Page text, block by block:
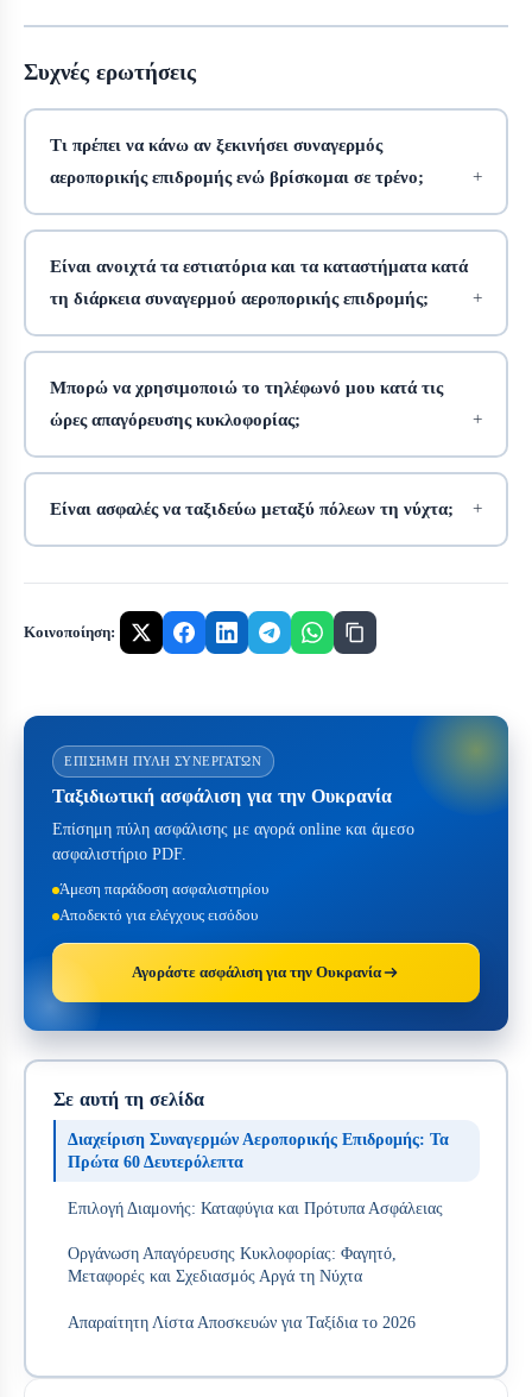
Συχνές ερωτήσεις
Τι πρέπει να κάνω αν ξεκινήσει συναγερμός
αεροπορικής επιδρομής ενώ βρίσκομαι σε τρένο;
Είναι ανοιχτά τα εστιατόρια και τα καταστήματα κατά
τη διάρκεια συναγερμού αεροπορικής επιδρομής;
Μπορώ να χρησιμοποιώ το τηλέφωνό μου κατά τις
ώρες απαγόρευσης κυκλοφορίας;
Είναι ασφαλές να ταξιδεύω μεταξύ πόλεων τη νύχτα;
Κοινοποίηση:
ΕΠΊΣΗΜΗ ΠΎΛΗ ΣΥΝΕΡΓΑΤΏΝ
Ταξιδιωτική ασφάλιση για την Ουκρανία
Επίσημη πύλη ασφάλισης με αγορά online και άμεσο
ασφαλιστήριο PDF.
Άμεση παράδοση ασφαλιστηρίου
Αποδεκτό για ελέγχους εισόδου
Αγοράστε ασφάλιση για την Ουκρανία
Σε αυτή τη σελίδα
Διαχείριση Συναγερμών Αεροπορικής Επιδρομής: Τα
Πρώτα 60 Δευτερόλεπτα
Επιλογή Διαμονής: Καταφύγια και Πρότυπα Ασφάλειας
Οργάνωση Απαγόρευσης Κυκλοφορίας: Φαγητό,
Μεταφορές και Σχεδιασμός Αργά τη Νύχτα
Απαραίτητη Λίστα Αποσκευών για Ταξίδια το 2026